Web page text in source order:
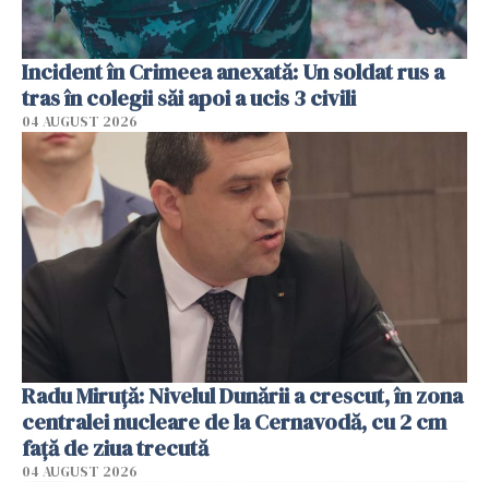
Incident în Crimeea anexată: Un soldat rus a
tras în colegii săi apoi a ucis 3 civili
04 AUGUST 2026
Radu Miruţă: Nivelul Dunării a crescut, în zona
centralei nucleare de la Cernavodă, cu 2 cm
faţă de ziua trecută
04 AUGUST 2026